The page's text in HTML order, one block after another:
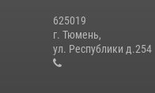
625019
г. Тюмень,
ул. Республики д.254